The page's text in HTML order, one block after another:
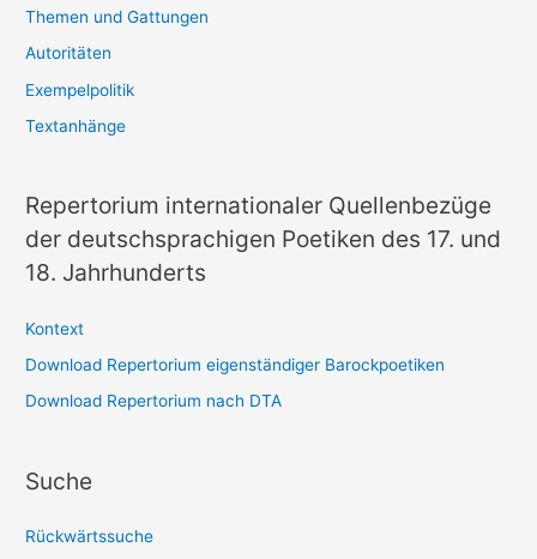
Themen und Gattungen
Autoritäten
Exempelpolitik
Textanhänge
Repertorium internationaler Quellenbezüge
der deutschsprachigen Poetiken des 17. und
18. Jahrhunderts
Kontext
Download Repertorium eigenständiger Barockpoetiken
Download Repertorium nach DTA
Suche
Rückwärtssuche